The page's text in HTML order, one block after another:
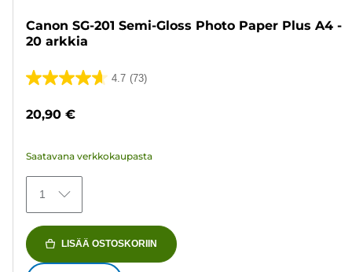
Canon SG-201 Semi-Gloss Photo Paper Plus A4 -
20 arkkia
4.7 (73)
4.7/5
73
20,90 €
Saatavana verkkokaupasta
1
LISÄÄ OSTOSKORIIN